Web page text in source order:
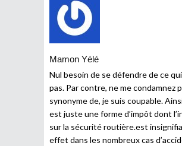
Mamon Yélé
Nul besoin de se défendre de ce qui
pas. Par contre, ne me condamnez
synonyme de, je suis coupable.
est juste une forme d’impôt dont
sur la sécurité routière.est
effet dans les nombreux cas